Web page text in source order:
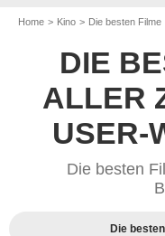
Home Kino Die besten Filme
DIE
ALLER
USER-
Die besten
Die